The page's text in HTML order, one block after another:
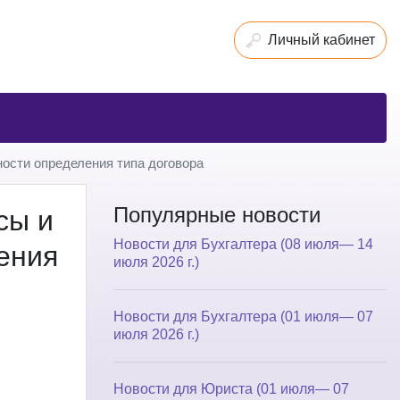
Личный кабинет
определения типа договора
и
Популярные новости
Новости для Бухгалтера (08 июля— 14
июля 2026 г.)
Новости для Бухгалтера (01 июля— 07
июля 2026 г.)
Новости для Юриста (01 июля— 07